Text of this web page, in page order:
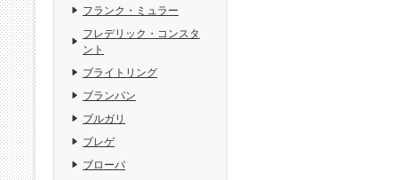
フランク・ミュラー
フレデリック・コンスタ
ント
ブライトリング
ブランパン
ブルガリ
ブレゲ
ブローバ